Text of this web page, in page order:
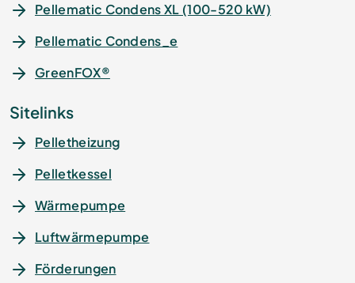
Pellematic Condens XL (100-520 kW)
Pellematic Condens_e
GreenFOX®
Sitelinks
Pelletheizung
Pelletkessel
Wärmepumpe
Luftwärmepumpe
Förderungen